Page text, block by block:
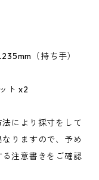
（持ち手）
ト x2
により採寸をして
りますので、予め
注意書きをご確認